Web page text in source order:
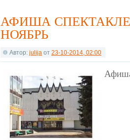
АФИША
НОЯБРЬ
Автор: julija от 23-10-2014, 02:00